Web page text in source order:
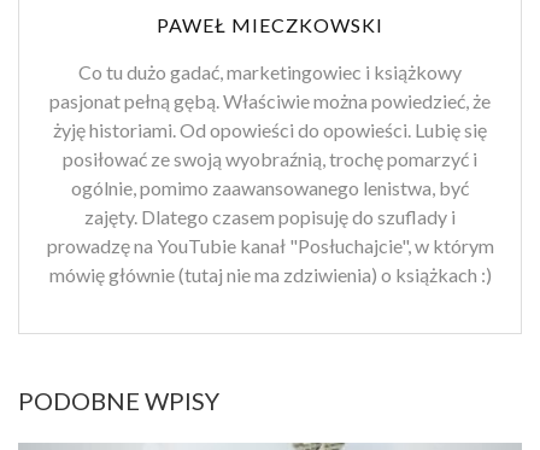
PAWEŁ MIECZKOWSKI
Co tu dużo gadać, marketingowiec i książkowy
pasjonat pełną gębą. Właściwie można powiedzieć, że
żyję historiami. Od opowieści do opowieści. Lubię się
posiłować ze swoją wyobraźnią, trochę pomarzyć i
ogólnie, pomimo zaawansowanego lenistwa, być
zajęty. Dlatego czasem popisuję do szuflady i
prowadzę na YouTubie kanał "Posłuchajcie", w którym
mówię głównie (tutaj nie ma zdziwienia) o książkach :)
PODOBNE WPISY